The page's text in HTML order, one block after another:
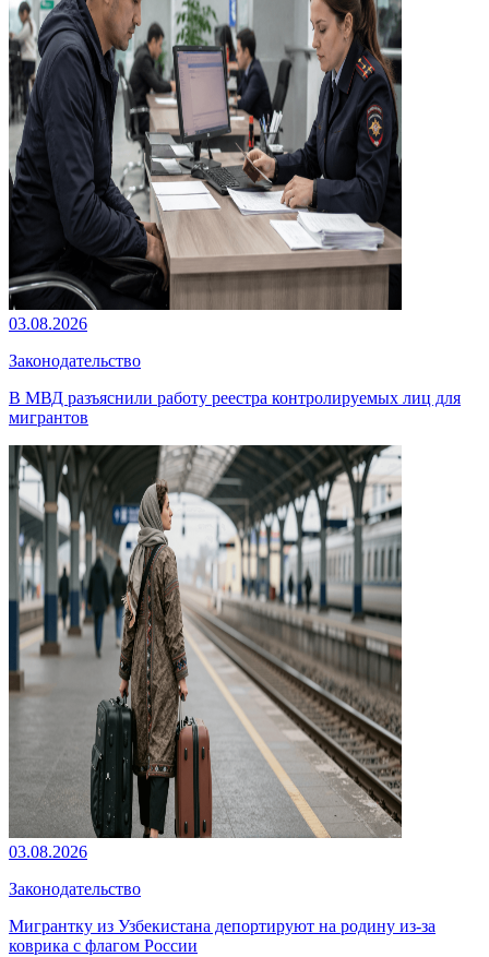
03.08.2026
Законодательство
В МВД разъяснили работу реестра контролируемых лиц для
мигрантов
03.08.2026
Законодательство
Мигрантку из Узбекистана депортируют на родину из-за
коврика с флагом России